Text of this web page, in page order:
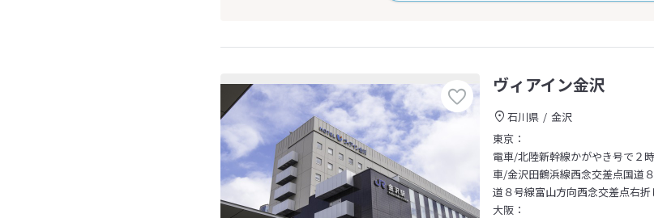
ヴィアイン金沢
石川県
金沢
東京：
電車/北陸新幹線かがやき号で２
車/金沢田鶴浜線西念交差点国道
道８号線富山方向西念交差点右
大阪：